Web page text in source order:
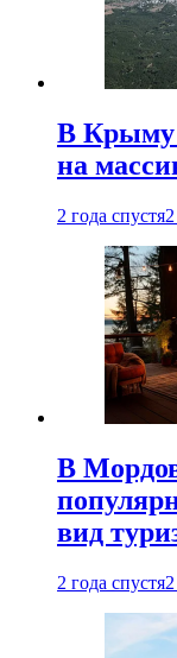
В Крыму
на
2 года спустя
В
вид
2 года спустя